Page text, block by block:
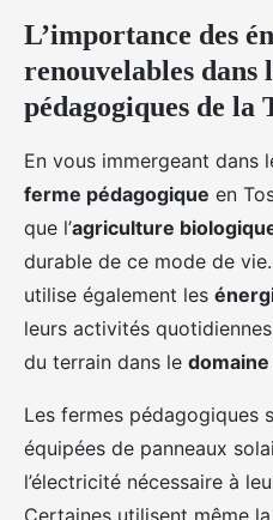
L’importance des
renouvelables dans
pédagogiques de la
En vous immergeant dans
ferme pédagogique en
que l’agriculture
durable de ce mode de
utilise également les
leurs activités
du terrain dans le domaine
Les fermes pédagogiques
équipées de panneaux
l’électricité nécessaire à